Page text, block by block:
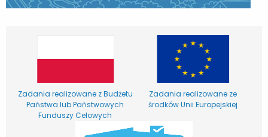
Zadania realizowane z Budżetu
Państwa lub Państwowych
Funduszy Celowych
Zadania realizowane ze
środków Unii Europejskiej